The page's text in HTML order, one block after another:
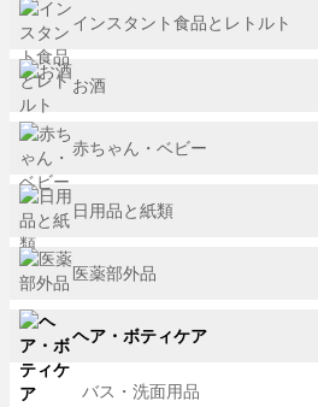
インスタント食品とレトルト
お酒
赤ちゃん・ベビー
日用品と紙類
医薬部外品
ヘア・ボティケア
バス・洗面用品